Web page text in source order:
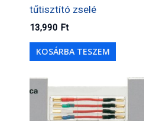
tűtisztító zselé
13,990 Ft
KOSÁRBA TESZEM